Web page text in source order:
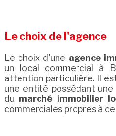
Le choix de l'agence
Le choix d'une agence
un local commercial à
attention particulière. Il
une entité possédant
du marché immobilier
commerciales propres à